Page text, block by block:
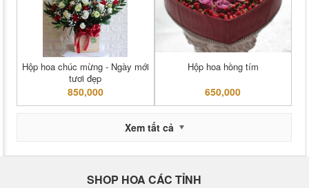
Hộp hoa chúc mừng - Ngày mới
tươi đẹp
850,000
Hộp hoa hồng tím
650,000
Xem tất cả
SHOP HOA CÁC TỈNH